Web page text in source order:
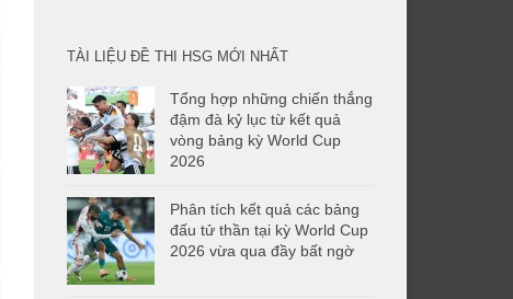
TÀI LIỆU ĐỀ THI HSG MỚI NHẤT
Tổng hợp những chiến thắng
đậm đà kỷ lục từ kết quả
vòng bảng kỳ World Cup
2026
Phân tích kết quả các bảng
đấu tử thần tại kỳ World Cup
2026 vừa qua đầy bất ngờ